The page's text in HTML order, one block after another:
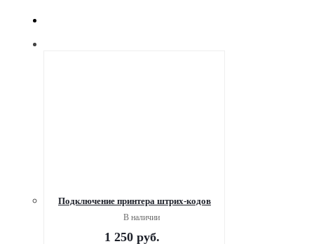
Подключение принтера штрих-кодов
В наличии
1 250 руб.